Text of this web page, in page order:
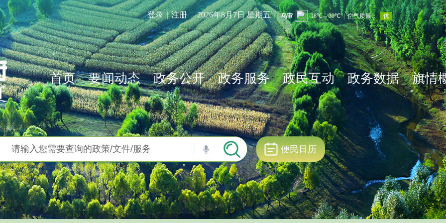
登录｜注册 2026年8月7日 星期五
首页 要闻动态 政务公开 政务服务 政民互动 政务数据 旗情
便民日历